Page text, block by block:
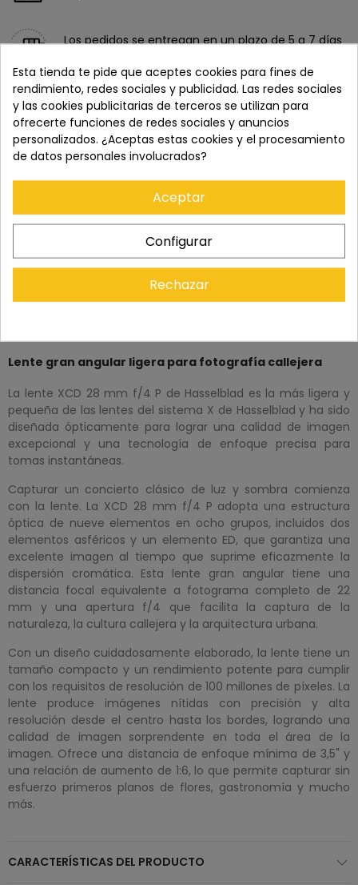
Los pedidos se entregan en un plazo de 5 a 7 días
Recuerda que tienes 15 días, desde la recepción
del pedido, para solicitar la devolución.
Lente gran angular ligera para fotografía callejera
La lente XCD 28 mm f/4 P de Hasselblad es la más ligera y
pequeña de las lentes del sistema X de Hasselblad y ha sido
diseñada ópticamente para lograr una calidad de imagen
excepcional y una tecnología de enfoque precisa para
tomas instantáneas.
Capturar un concierto clásico de luz y sombra comienza
con la lente. La XCD 28 mm f/4 P adopta una estructura
óptica de nueve elementos en ocho grupos, incluidos dos
elementos asféricos y un elemento ED, que garantiza una
excelente imagen al tiempo que suprime eficazmente la
dispersión cromática. Esta lente gran angular tiene una
distancia focal equivalente a fotograma completo de 22
mm y una apertura f/4 que facilita la captura de la
naturaleza, la cultura callejera y la arquitectura urbana.
Con un diseño cuidadosamente elaborado, la lente tiene un
tamaño compacto y un rendimiento potente para cumplir
con los requisitos de resolución de 100 millones de píxeles. La
lente produce imágenes nítidas con precisión y alta
resolución desde el centro hasta los bordes, logrando una
calidad de imagen sorprendente en toda el área de la
imagen. Ofrece una distancia de enfoque mínima de 3,5" y
una relación de aumento de 1:6, lo que permite capturar sin
esfuerzo primeros planos de flores, gastronomía y mucho
más.
CARACTERÍSTICAS DEL PRODUCTO
Esta tienda te pide que aceptes cookies para fines de
rendimiento, redes sociales y publicidad. Las redes sociales
y las cookies publicitarias de terceros se utilizan para
ofrecerte funciones de redes sociales y anuncios
personalizados. ¿Aceptas estas cookies y el procesamiento
de datos personales involucrados?
Aceptar
Configurar
Rechazar